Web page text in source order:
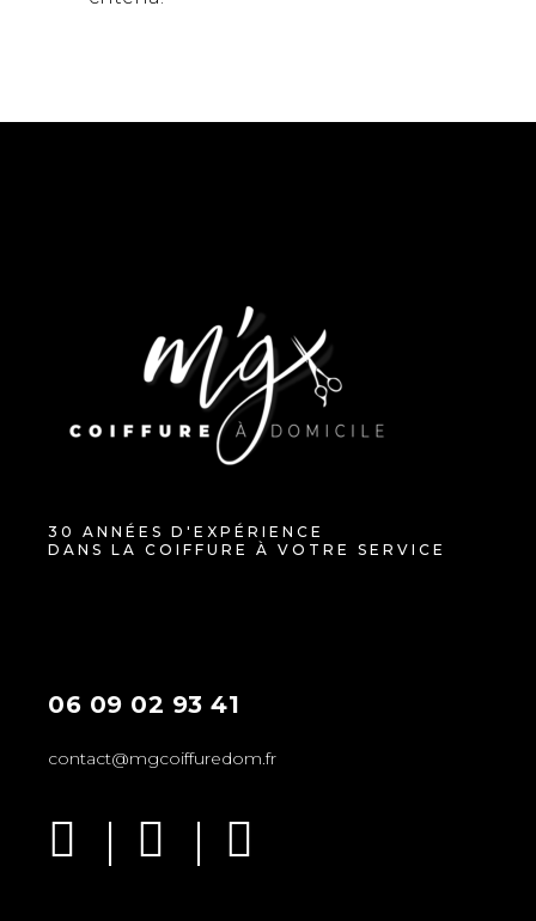
30 ANNÉES D'EXPÉRIENCE
DANS LA COIFFURE À VOTRE SERVICE
06 09 02 93 41
contact@mgcoiffuredom.fr